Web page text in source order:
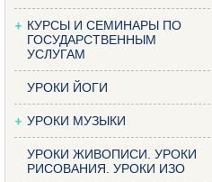
КУРСЫ И СЕМИНАРЫ ПО
ГОСУДАРСТВЕННЫМ
УСЛУГАМ
УРОКИ ЙОГИ
УРОКИ МУЗЫКИ
УРОКИ ЖИВОПИСИ. УРОКИ
РИСОВАНИЯ. УРОКИ ИЗО